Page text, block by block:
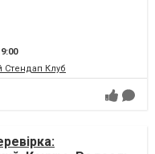
Стендап Клуб